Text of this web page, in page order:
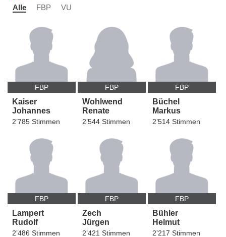
Alle FBP VU
FBP
Kaiser
Johannes
2’785 Stimmen
FBP
Wohlwend
Renate
2’544 Stimmen
FBP
Büchel
Markus
2’514 Stimmen
FBP
Lampert
Rudolf
2’486 Stimmen
FBP
Zech
Jürgen
2’421 Stimmen
FBP
Bühler
Helmut
2’217 Stimmen